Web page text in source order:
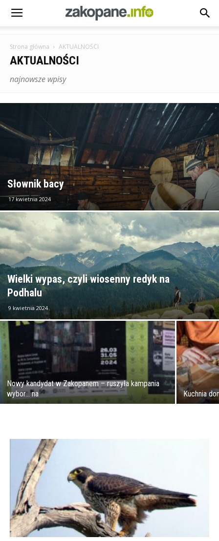
Strona główna AKTUALNOŚCI
AKTUALNOŚCI
najnowsze wpisy
Słownik bacy
17 kwietnia 2024
Wielki wypas, czyli wiosenny redyk na
Podhalu
9 kwietnia 2024
Nowy kandydat w Zakopanem – ruszyła kampania
wybor… na
Kuchnia